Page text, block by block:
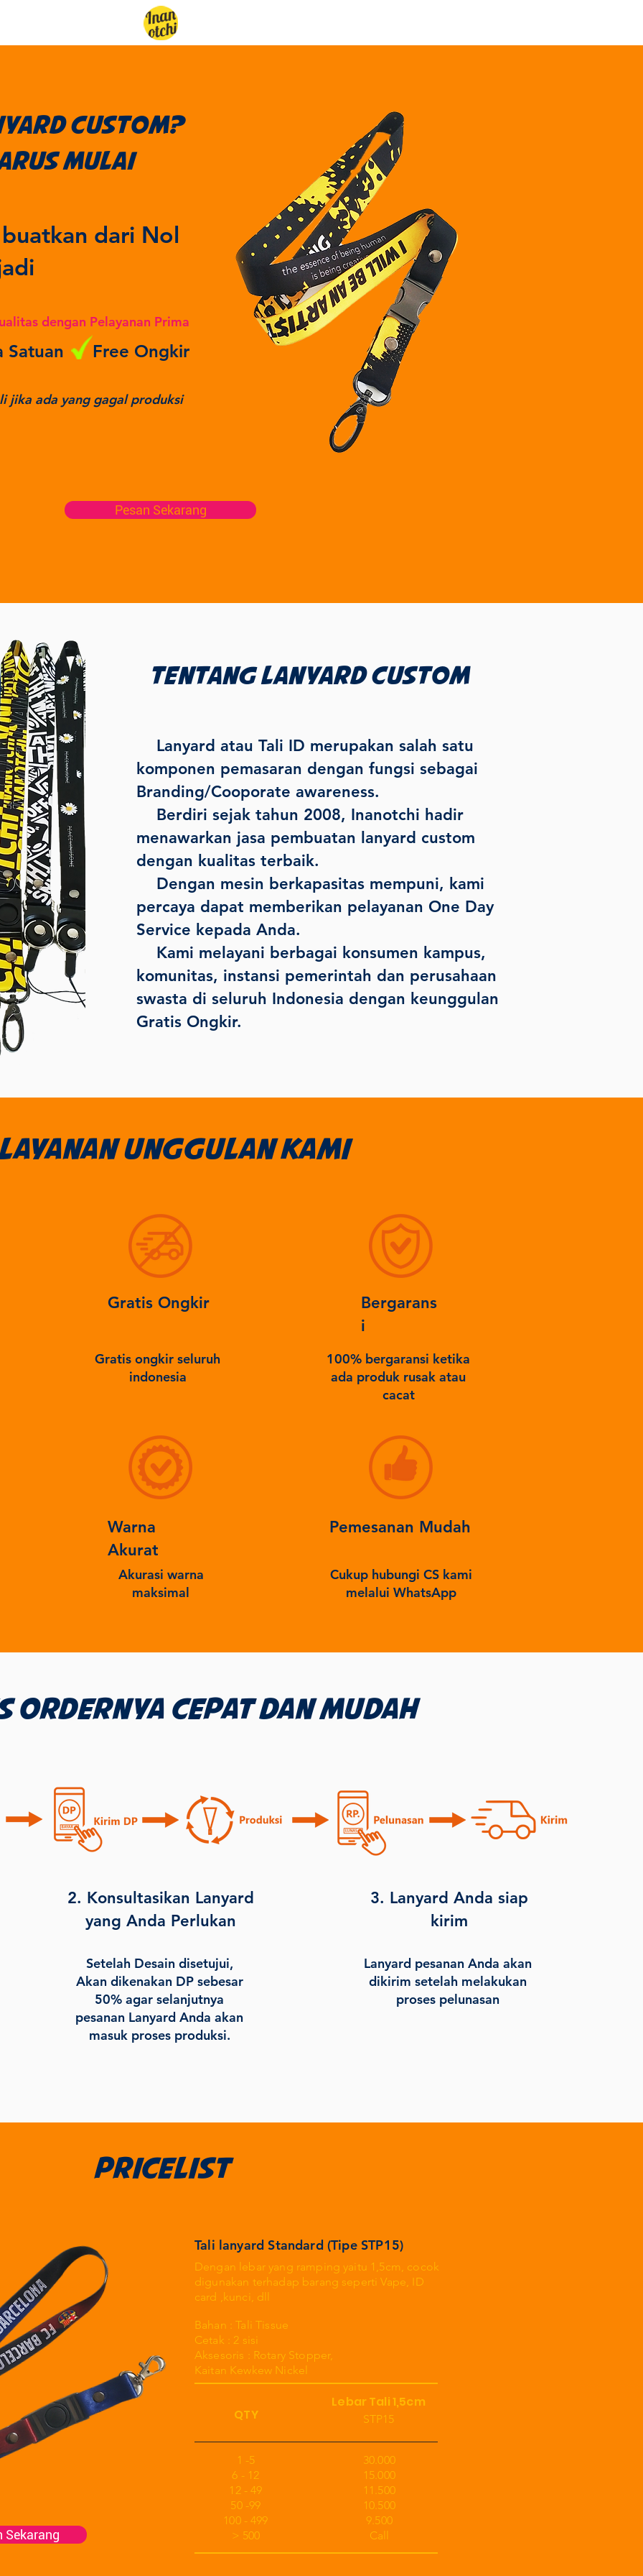
custom?
mulai
dari Nol
dengan Pelayanan Prima
Satuan Free Ongkir
jika ada yang gagal produksi
Pesan Sekarang
Tentang lanyard custom
Lanyard atau Tali ID merupakan salah satu
komponen pemasaran dengan fungsi sebagai
Branding/Cooporate awareness.
Berdiri sejak tahun 2008, Inanotchi hadir
menawarkan jasa pembuatan lanyard custom
dengan kualitas terbaik.
Dengan mesin berkapasitas mempuni, kami
percaya dapat memberikan pelayanan One Day
Service kepada Anda.
Kami melayani berbagai konsumen kampus,
komunitas, instansi pemerintah dan perusahaan
swasta di seluruh Indonesia dengan keunggulan
Gratis Ongkir.
unggulan kami
Gratis Ongkir
Gratis ongkir seluruh
indonesia
Warna
Akurat
Akurasi warna
maksimal
Bergarans
i
100% bergaransi ketika
ada produk rusak atau
cacat
Pemesanan Mudah
Cukup hubungi CS kami
melalui WhatsApp
Ordernya cepat dan mudah
2. Konsultasikan Lanyard
yang Anda Perlukan
Setelah Desain disetujui,
Akan dikenakan DP sebesar
50% agar selanjutnya
pesanan Lanyard Anda akan
masuk proses produksi.
3. Lanyard Anda siap
kirim
Lanyard pesanan Anda akan
dikirim setelah melakukan
proses pelunasan
pricelist
Tali lanyard Standard (Tipe STP15)
Sekarang
Dengan lebar yang ramping yaitu 1,5cm, cocok
digunakan terhadap barang seperti Vape, ID
card ,kunci, dll
Bahan : Tali Tissue
Cetak : 2 sisi
Aksesoris : Rotary Stopper,
Kaitan Kewkew Nickel
QTY
Lebar Tali 1,5cm
STP15
1 -5
6 - 12
12 - 49
50 -99
100 - 499
> 500
30.000
15.000
11.500
10.500
9.500
Call